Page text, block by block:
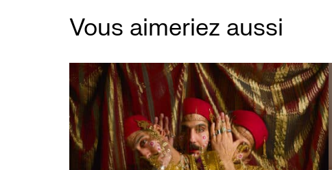
Vous aimeriez aussi